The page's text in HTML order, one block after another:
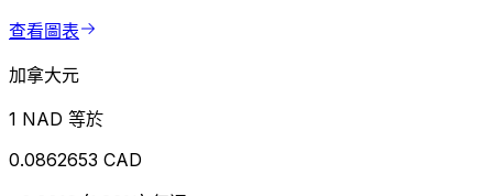
查看圖表
加拿大元
1 NAD 等於
0.0862653 CAD